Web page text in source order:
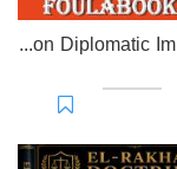
EL-RAKHAWI MONOGRAPH on Diplomatic Immunities